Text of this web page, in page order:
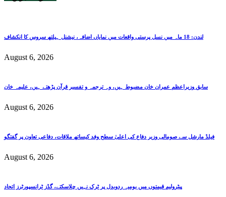
لندن: 18 ماہ میں نسل پرستی واقعات میں نمایاں اضافہ، نیشنل ہیلتھ سروس کا انکشاف
August 6, 2026
سابق وزیراعظم عمران خان مضبوط ہیں، وہ ترجمہ و تفسیر قرآن پڑھتے ہیں، علیمہ خان
August 6, 2026
فیلڈ مارشل سے صومالی وزیر دفاع کی اعلیٰ سطح وفد کیساتھ ملاقات، دفاعی تعاون پر گفتگو
August 6, 2026
پیٹرولیم قیمتوں میں یومیہ ردوبدل پر ٹرک نہیں چلاسکتے، گڈز ٹرانسپورٹرز اتحاد